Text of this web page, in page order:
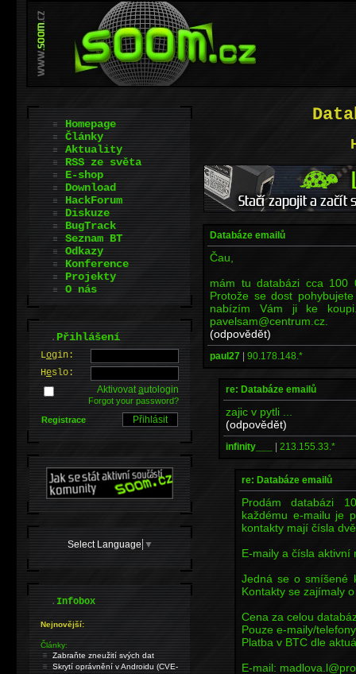
Databáze emailů
Čau,
mám tu databázi cca 100
Protože se dost
nabízím Vám ji ke
pavelsam@centrum.cz.
(odpovědět)
paul27 | 90.178.148.*
re: Databáze emailů
zajic v pytli ...
(odpovědět)
infinity___ | 213.155.33.*
re: Databáze emailů
Prodám databázi
každému e-mailu je
kontakty mají čísla
E-maily a čísla aktivní
Jedná se o smíšené
Kontakty se zajímaly
Cena za celou
Pouze e-maily/
Platba v BTC dle
E-mail:
Homepage
Články
Aktuality
RSS ze světa
E-shop
Download
HackForum
Diskuze
BugTrack
Seznam BT
Odkazy
Konference
Projekty
O nás
.Přihlášení
Login:
Heslo:
Aktivovatautologin
Forgot your password?
Registrace
Select Language ▼
.Infobox
Nejnovější:
Články:
Zabraňte zneužití svých dat
Skrytí oprávnění v Androidu (CVE-